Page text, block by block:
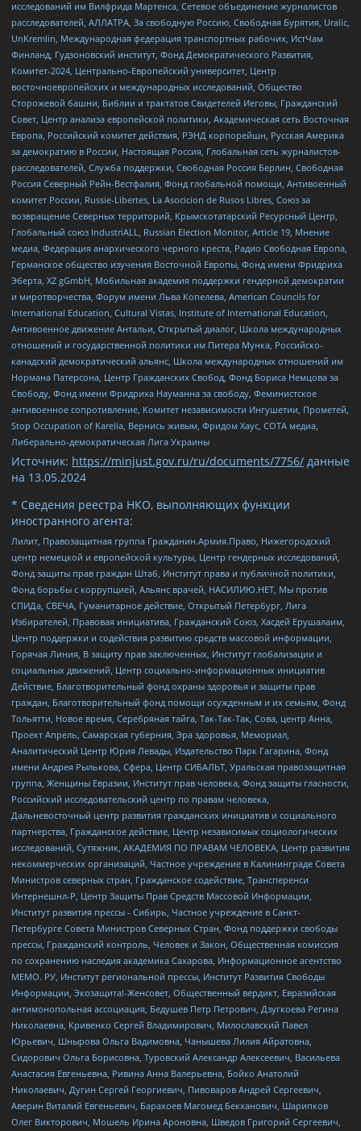
исследований им Вилфрида Мартенса, Сетевое объединение журналистов
расследователей, АЛЛАТРА, За свободную Россию, Свободная Бурятия, Uralic,
UnKremlin, Международная федерация транспортных рабочих, ИстЧам
Финланд, Гудзоновский институт, Фонд Демократического Развития,
Комитет-2024, Центрально-Европейский университет, Центр
восточноевропейских и международных исследований, Общество
Сторожевой башни, Библии и трактатов Свидетелей Иеговы, Гражданский
Совет, Центр анализа европейской политики, Академическая сеть Восточная
Европа, Российский комитет действия, РЭНД корпорейшн, Русская Америка
за демократию в России, Настоящая Россия, Глобальная сеть журналистов-
расследователей, Служба поддержки, Свободная Россия Берлин, Свободная
Россия Северный Рейн-Вестфалия, Фонд глобальной помощи, Антивоенный
комитет России, Russie-Libertes, La Asocicion de Rusos Libres, Союз за
возвращение Северных территорий, Крымскотатарский Ресурсный Центр,
Глобальный союз IndustriALL, Russian Election Monitor, Article 19, Мнение
медиа, Федерация анархического черного креста, Радио Свободная Европа,
Германское общество изучения Восточной Европы, Фонд имени Фридриха
Эберта, XZ gGmbH, Мобильная академия поддержки гендерной демократии
и миротворчества, Форум имени Льва Копелева, American Councils for
International Education, Cultural Vistas, Institute of International Education,
Антивоенное движение Антальи, Открытый диалог, Школа международных
отношений и государственной политики им Питера Мунка, Российско-
канадский демократический альянс, Школа международных отношений им
Нормана Патерсона, Центр Гражданских Свобод, Фонд Бориса Немцова за
Свободу, Фонд имени Фридриха Науманна за свободу, Феминистское
антивоенное сопротивление, Комитет независимости Ингушетии, Прометей,
Stop Occupation of Karelia, Вернись живым, Фридом Хаус, СОТА медиа,
Либерально-демократическая Лига Украины
Источник: https://minjust.gov.ru/ru/documents/7756/ данные
на 13.05.2024
* Сведения реестра НКО, выполняющих функции
иностранного агента:
Лилит, Правозащитная группа Гражданин.Армия.Право, Нижегородский
центр немецкой и европейской культуры, Центр гендерных исследований,
Фонд защиты прав граждан Штаб, Институт права и публичной политики,
Фонд борьбы с коррупцией, Альянс врачей, НАСИЛИЮ.НЕТ, Мы против
СПИДа, СВЕЧА, Гуманитарное действие, Открытый Петербург, Лига
Избирателей, Правовая инициатива, Гражданский Союз, Хасдей Ерушалаим,
Центр поддержки и содействия развитию средств массовой информации,
Горячая Линия, В защиту прав заключенных, Институт глобализации и
социальных движений, Центр социально-информационных инициатив
Действие, Благотворительный фонд охраны здоровья и защиты прав
граждан, Благотворительный фонд помощи осужденным и их семьям, Фонд
Тольятти, Новое время, Серебряная тайга, Так-Так-Так, Сова, центр Анна,
Проект Апрель, Самарская губерния, Эра здоровья, Мемориал,
Аналитический Центр Юрия Левады, Издательство Парк Гагарина, Фонд
имени Андрея Рылькова, Сфера, Центр СИБАЛЬТ, Уральская правозащитная
группа, Женщины Евразии, Институт прав человека, Фонд защиты гласности,
Российский исследовательский центр по правам человека,
Дальневосточный центр развития гражданских инициатив и социального
партнерства, Гражданское действие, Центр независимых социологических
исследований, Сутяжник, АКАДЕМИЯ ПО ПРАВАМ ЧЕЛОВЕКА, Центр развития
некоммерческих организаций, Частное учреждение в Калининграде Совета
Министров северных стран, Гражданское содействие, Трансперенси
Интернешнл-Р, Центр Защиты Прав Средств Массовой Информации,
Институт развития прессы - Сибирь, Частное учреждение в Санкт-
Петербурге Совета Министров Северных Стран, Фонд поддержки свободы
прессы, Гражданский контроль, Человек и Закон, Общественная комиссия
по сохранению наследия академика Сахарова, Информационное агентство
МЕМО. РУ, Институт региональной прессы, Институт Развития Свободы
Информации, Экозащита!-Женсовет, Общественный вердикт, Евразийская
антимонопольная ассоциация, Бедушев Петр Петрович, Дзугкоева Регина
Николаевна, Кривенко Сергей Владимирович, Милославский Павел
Юрьевич, Шнырова Ольга Вадимовна, Чанышева Лилия Айратовна,
Сидорович Ольга Борисовна, Туровский Александр Алексеевич, Васильева
Анастасия Евгеньевна, Ривина Анна Валерьевна, Бойко Анатолий
Николаевич, Дугин Сергей Георгиевич, Пивоваров Андрей Сергеевич,
Аверин Виталий Евгеньевич, Барахоев Магомед Бекханович, Шарипков
Олег Викторович, Мошель Ирина Ароновна, Шведов Григорий Сергеевич,